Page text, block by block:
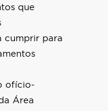
que
cumprir para
ofício-
Área